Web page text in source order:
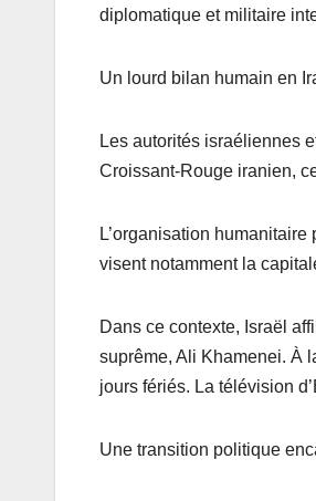
diplomatique et militaire
Un lourd bilan humain en
Les autorités israéliennes
Croissant-Rouge iranien,
L’organisation
visent notamment la
Dans ce contexte, Israël
suprême, Ali Khamenei. À
jours fériés. La télévision
Une transition politique